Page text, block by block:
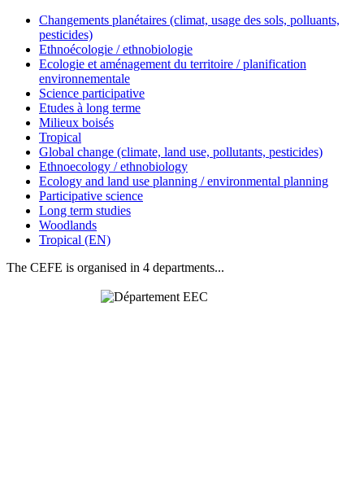
Changements planétaires (climat, usage des sols, polluants,
pesticides)
Ethnoécologie / ethnobiologie
Ecologie et aménagement du territoire / planification
environnementale
Science participative
Etudes à long terme
Milieux boisés
Tropical
Global change (climate, land use, pollutants, pesticides)
Ethnoecology / ethnobiology
Ecology and land use planning / environmental planning
Participative science
Long term studies
Woodlands
Tropical (EN)
The CEFE is organised in 4 departments...